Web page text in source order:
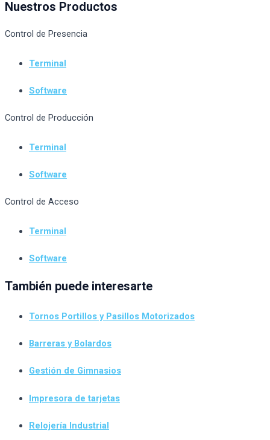
Nuestros Productos
Control de Presencia
Terminal
Software
Control de Producción
Terminal
Software
Control de Acceso
Terminal
Software
También puede interesarte
Tornos Portillos y Pasillos Motorizados
Barreras y Bolardos
Gestión de Gimnasios
Impresora de tarjetas
Relojería Industrial